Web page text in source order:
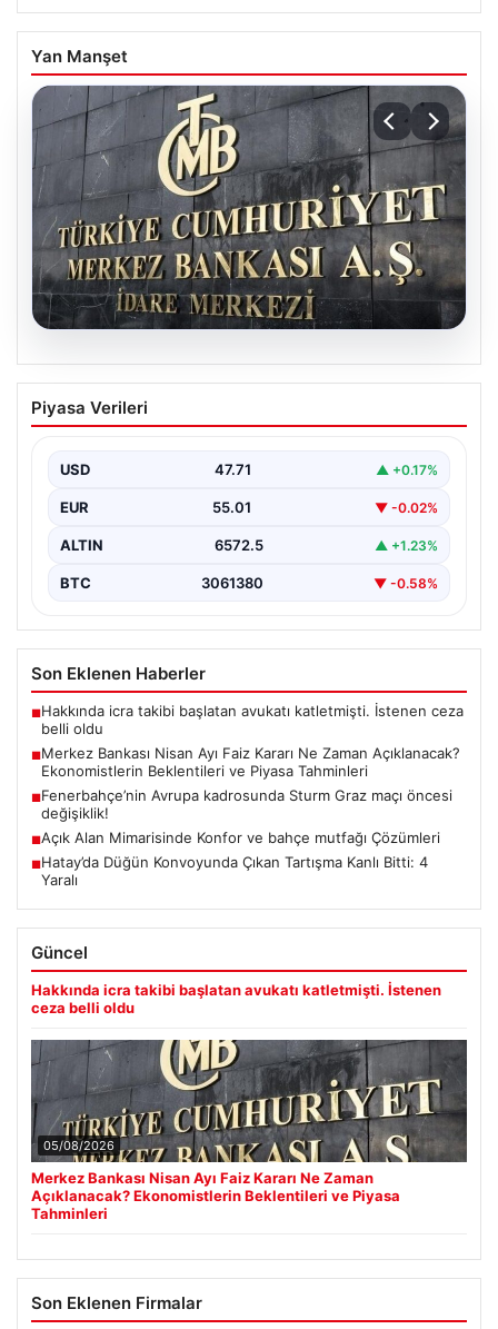
Yan Manşet
05.08.2026
Merkez Bankası Nisan Ayı Faiz Kararı Ne
Zaman Açıklanacak? Ekonomistlerin
Türkiye Cumhuriyet Merkez Bankası (TCMB) Para
üzere…
Piyasa Verileri
USD 47.71 ▲ +0.17%
EUR 55.01 ▼ -0.02%
ALTIN 6572.5 ▲ +1.23%
BTC 3061380 ▼ -0.58%
Son Eklenen Haberler
■Hakkında icra takibi başlatan avukatı katletmişti. İstenen ceza
belli oldu
■Merkez Bankası Nisan Ayı Faiz Kararı Ne Zaman Açıklanacak?
Ekonomistlerin Beklentileri ve Piyasa Tahminleri
■Fenerbahçe’nin Avrupa kadrosunda Sturm Graz maçı öncesi
değişiklik!
■Açık Alan Mimarisinde Konfor ve bahçe mutfağı Çözümleri
■Hatay’da Düğün Konvoyunda Çıkan Tartışma Kanlı Bitti: 4
Yaralı
Güncel
Hakkında icra takibi başlatan avukatı katletmişti. İstenen
ceza belli oldu
05/08/2026
Merkez Bankası Nisan Ayı Faiz Kararı Ne Zaman
Açıklanacak? Ekonomistlerin Beklentileri ve Piyasa
Tahminleri
Son Eklenen Firmalar